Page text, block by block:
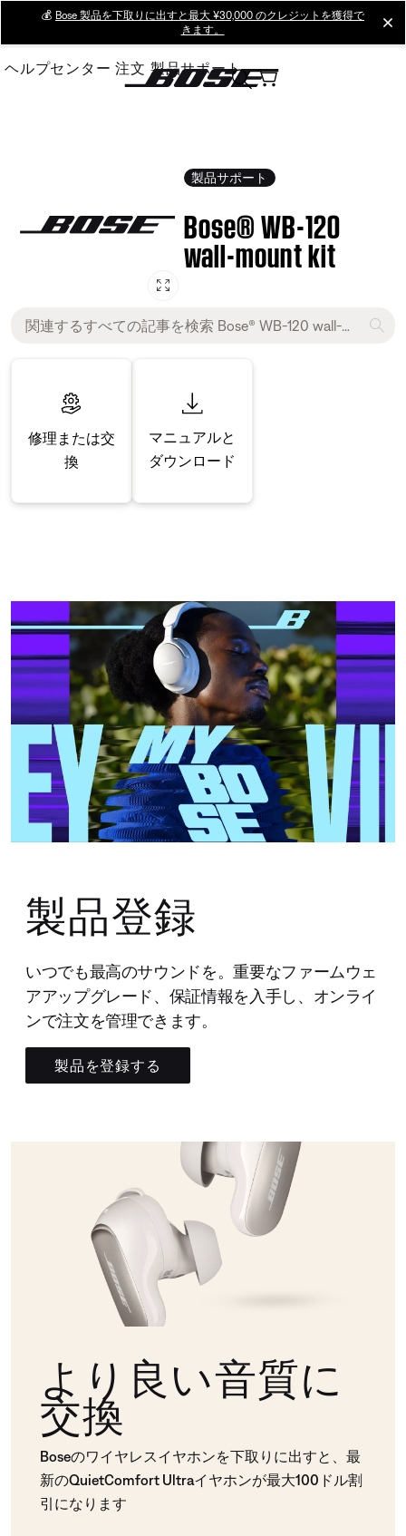
Main
💰 Bose 製品を下取りに出すと最大 ¥30,000 のクレジットを獲得で
きます。
ヘルプセンター 注文 製品サポート
製品サポート
Bose® WB-120
wall-mount kit
修理または交
換
マニュアルと
ダウンロード
製品登録
いつでも最高のサウンドを。重要なファームウェ
アアップグレード、保証情報を入手し、オンライ
ンで注文を管理できます。
製品を登録する
より良い音質に
交換
Boseのワイヤレスイヤホンを下取りに出すと、最
新のQuietComfort Ultraイヤホンが最大100ドル割
引になります